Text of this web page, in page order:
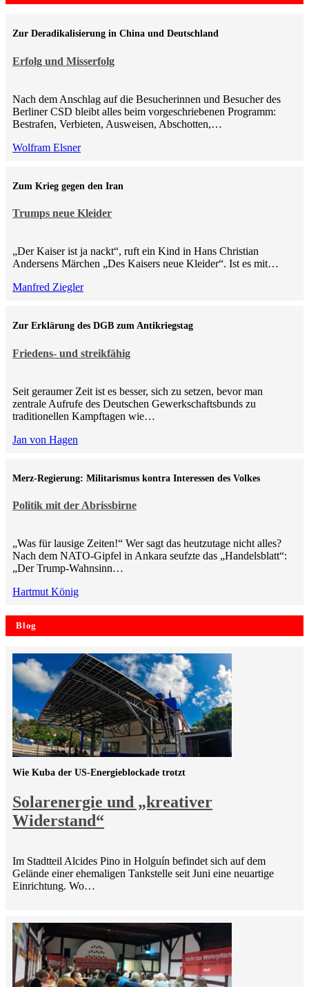
Erfolg und Misserfolg
Zur Deradikalisierung in China und Deutschland
Nach dem Anschlag auf die Besucherinnen und Besucher des
Berliner CSD bleibt alles beim vorgeschriebenen Programm:
Bestrafen, Verbieten, Ausweisen, Abschotten,…
Wolfram Elsner
Trumps neue Kleider
Zum Krieg gegen den Iran
„Der Kaiser ist ja nackt“, ruft ein Kind in Hans Christian
Andersens Märchen „Des Kaisers neue Kleider“. Ist es mit…
Manfred Ziegler
Friedens- und streikfähig
Zur Erklärung des DGB zum Antikriegstag
Seit geraumer Zeit ist es besser, sich zu setzen, bevor man
zentrale Aufrufe des Deutschen Gewerkschaftsbunds zu
traditionellen Kampftagen wie…
Jan von Hagen
Politik mit der Abrissbirne
Merz-Regierung: Militarismus kontra Inte­ressen des Volkes
„Was für lausige Zeiten!“ Wer sagt das heutzutage nicht alles?
Nach dem NATO-Gipfel in Ankara seufzte das „Handelsblatt“:
„Der Trump-Wahnsinn…
Hartmut König
Blog
Solarenergie und „kreativer
Widerstand“
Wie Kuba der US-Energieblockade trotzt
Im Stadtteil Alcides Pino in Holguín befindet sich auf dem
Gelände einer ehemaligen Tankstelle seit Juni eine neuartige
Einrichtung. Wo…